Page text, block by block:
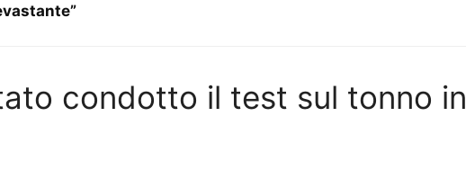
condotto il test sul tonno in